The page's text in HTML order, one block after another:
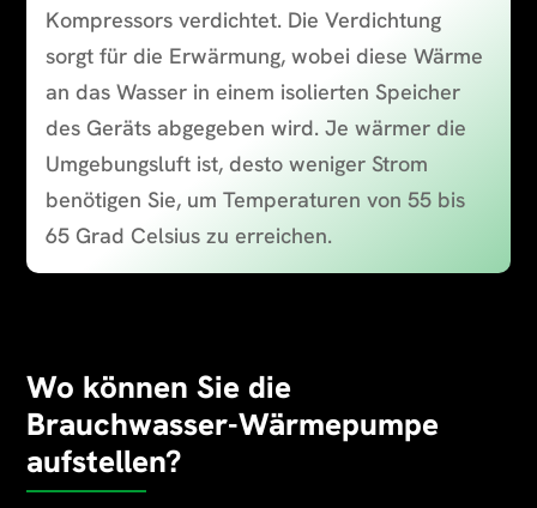
Kompressors verdichtet. Die Verdichtung
sorgt für die Erwärmung, wobei diese Wärme
an das Wasser in einem isolierten Speicher
des Geräts abgegeben wird. Je wärmer die
Umgebungsluft ist, desto weniger Strom
benötigen Sie, um Temperaturen von 55 bis
65 Grad Celsius zu erreichen.
Wo können Sie die
Brauchwasser-Wärmepumpe
aufstellen?